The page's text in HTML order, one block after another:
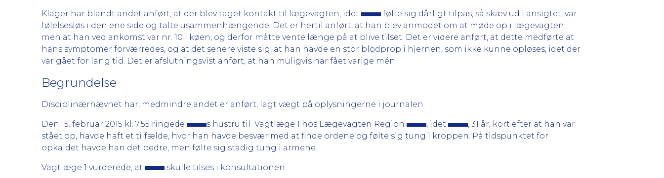
Klager har blandt andet anført, at der blev taget kontakt til lægevagten, idet
følte sig dårligt tilpas, så skæv ud i ansigtet, var
følelsesløs i den ene side og talte usammenhængende. Det er hertil anført, at han blev anmodet om at møde op i lægevagten,
men at han ved ankomst var nr. 10 i køen, og derfor måtte vente længe på at blive tilset. Det er videre anført, at dette medførte at
hans symptomer forværredes, og at det senere viste sig, at han havde en stor blodprop i hjernen, som ikke kunne opløses, idet der
var gået for lang tid. Det er afslutningsvist anført, at han muligvis har fået varige mén.
Begrundelse
Disciplinærnævnet har, medmindre andet er anført, lagt vægt på oplysningerne i journalen.
Den 15. februar 2015 kl. 7.55 ringede s hustru til Vagtlæge 1 hos Lægevagten Region , idet
, 31 år, kort efter at han var
stået op, havde haft et tilfælde, hvor han havde besvær med at finde ordene og følte sig tung i kroppen. På tidspunktet for
opkaldet havde han det bedre, men følte sig stadig tung i armene.
Vagtlæge 1 vurderede, at skulle tilses i konsultationen.